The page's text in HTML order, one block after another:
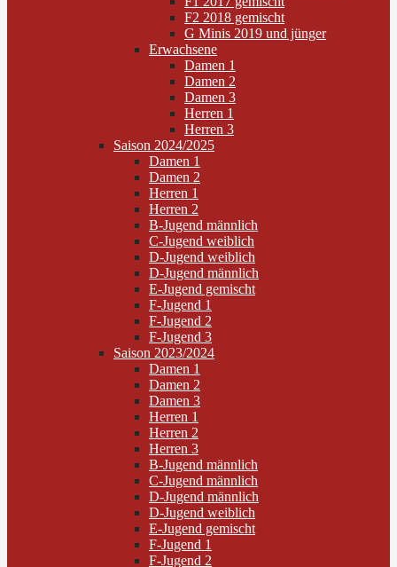
F2 2018 gemischt
G Minis 2019 und jünger
Erwachsene
Damen 1
Damen 2
Damen 3
Herren 1
Herren 3
Saison 2024/2025
Damen 1
Damen 2
Herren 1
Herren 2
B-Jugend männlich
C-Jugend weiblich
D-Jugend weiblich
D-Jugend männlich
E-Jugend gemischt
F-Jugend 1
F-Jugend 2
F-Jugend 3
Saison 2023/2024
Damen 1
Damen 2
Damen 3
Herren 1
Herren 2
Herren 3
B-Jugend männlich
C-Jugend männlich
D-Jugend männlich
D-Jugend weiblich
E-Jugend gemischt
F-Jugend 1
F-Jugend 2